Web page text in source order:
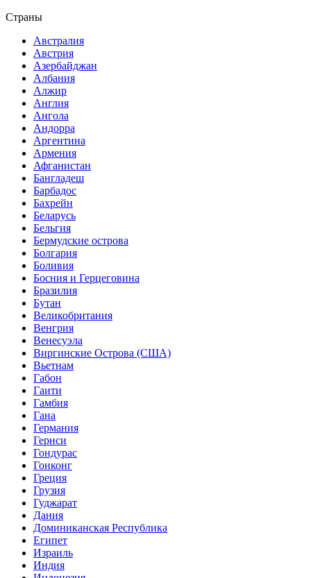
Страны
Австралия
Австрия
Азербайджан
Албания
Алжир
Англия
Ангола
Андорра
Аргентина
Армения
Афганистан
Бангладеш
Барбадос
Бахрейн
Беларусь
Бельгия
Бермудские острова
Болгария
Боливия
Босния и Герцеговина
Бразилия
Бутан
Великобритания
Венгрия
Венесуэла
Виргинские Острова (США)
Вьетнам
Габон
Гаити
Гамбия
Гана
Германия
Гернси
Гондурас
Гонконг
Греция
Грузия
Гуджарат
Дания
Доминиканская Республика
Египет
Израиль
Индия